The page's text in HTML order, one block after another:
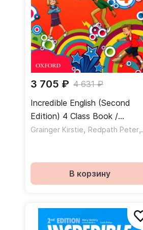
3 705 ₽ 4 631 ₽
Incredible English (Second
Edition) 4 Class Book /
Учебник
Grainger Kirstie, Redpath Peter,
В корзину